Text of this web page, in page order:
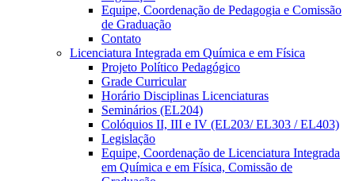
Equipe, Coordenação de Pedagogia e Comissão
de Graduação
Contato
Licenciatura Integrada em Química e em Física
Projeto Político Pedagógico
Grade Curricular
Horário Disciplinas Licenciaturas
Seminários (EL204)
Colóquios II, III e IV (EL203/ EL303 / EL403)
Legislação
Equipe, Coordenação de Licenciatura Integrada
em Química e em Física, Comissão de